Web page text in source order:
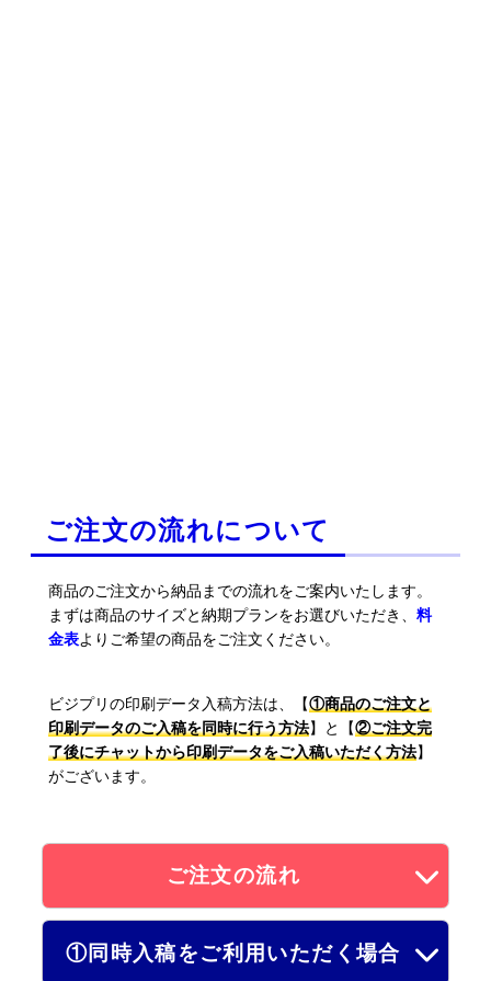
ご注文の流れについて
商品のご注文から納品までの流れをご案内いたします。
まずは商品のサイズと納期プランをお選びいただき、 料
金表よりご希望の商品をご注文ください。
ビジプリの印刷データ入稿方法は、【①商品のご注文と
印刷データのご入稿を同時に行う方法】と【②ご注文完
了後にチャットから印刷データをご入稿いただく方法】
がございます。
ご注文の流れ
①同時入稿をご利用いただく場合